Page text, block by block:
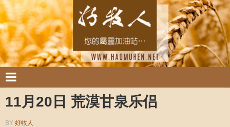
11月20日 荒漠甘泉乐侣
BY 好牧人